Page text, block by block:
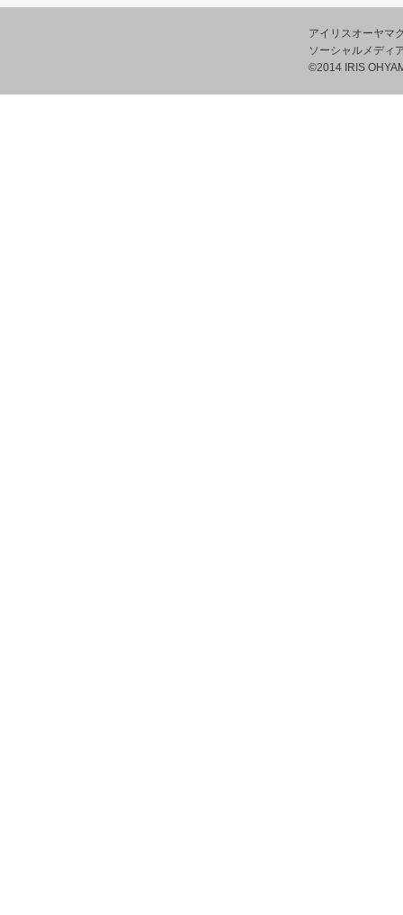
アイリスオーヤマ
ソーシャルメディ
©2014 IRIS